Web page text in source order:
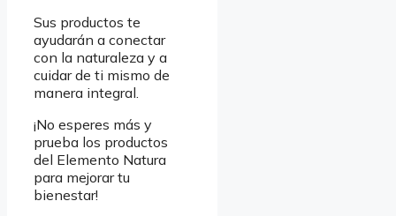
Sus productos te
ayudarán a conectar
con la naturaleza y a
cuidar de ti mismo de
manera integral.
¡No esperes más y
prueba los productos
del Elemento Natura
para mejorar tu
bienestar!